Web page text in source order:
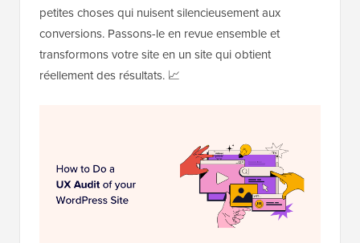
petites choses qui nuisent silencieusement aux
conversions. Passons-le en revue ensemble et
transformons votre site en un site qui obtient
réellement des résultats. 📈